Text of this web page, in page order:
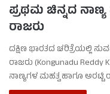
ಪ್ರಥಮ ಚಿನ್ನದ
ರಾಜರು
ದಕ್ಷಿಣ ಭಾರತದ ಚರಿತ್ರೆಯಲ್ಲಿ
ರಾಜರು (Kongunadu
ನಾಣ್ಯಗಳ ಮಹತ್ವ ಹಾಗೂ ಅರಟ್ಟಿ